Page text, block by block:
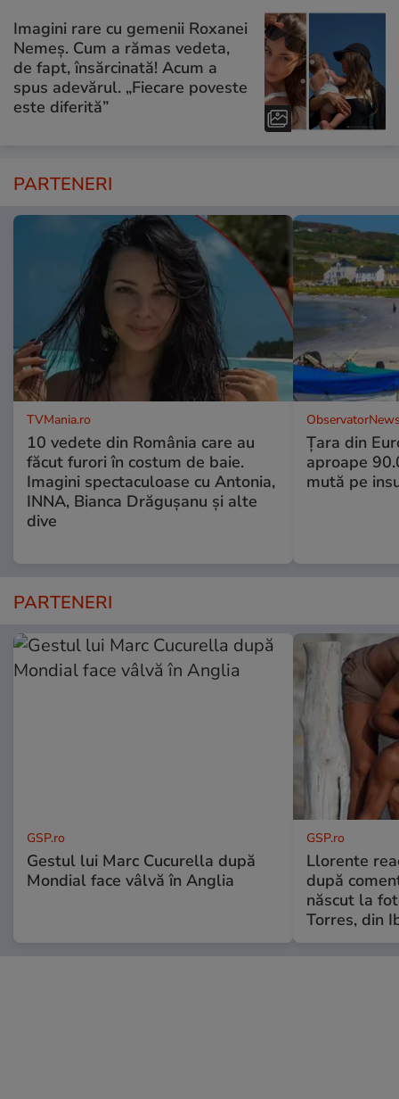
Imagini rare cu gemenii Roxanei
Nemeș. Cum a rămas vedeta,
de fapt, însărcinată! Acum a
spus adevărul. „Fiecare poveste
este diferită”
PARTENERI
TVMania.ro
10 vedete din România care au
făcut furori în costum de baie.
Imagini spectaculoase cu Antonia,
INNA, Bianca Drăgușanu și alte
dive
Țara din
aproape
mută pe
PARTENERI
GSP.ro
Gestul lui Marc Cucurella după
Mondial face vâlvă în Anglia
GSP.ro
Llorente
după
născut la
Torres, din